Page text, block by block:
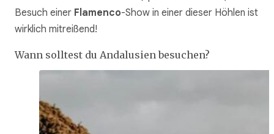
Besuch einer Flamenco-Show in einer dieser Höhlen ist
wirklich mitreißend!
Wann solltest du Andalusien besuchen?